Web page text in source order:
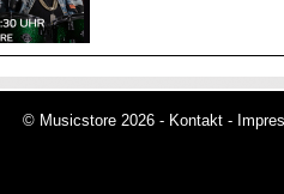
© Musicstore 2026 - Kontakt -